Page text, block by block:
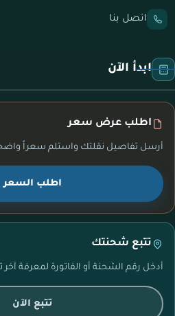
اتصل بنا
ابدأ الآن
اطلب عرض سعر
أرسل تفاصيل نقلتك واستلم سعراً واضحاً
اطلب السعر
تتبع شحنتك
أدخل رقم الشحنة أو الفاتورة لمعرفة آخر
تتبع الآن